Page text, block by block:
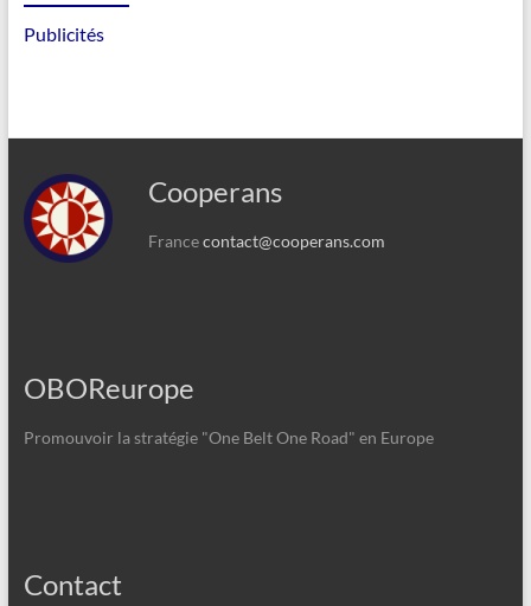
Publicités
Cooperans
Francecontact@cooperans.com
OBOReurope
Promouvoir la stratégie "One Belt One Road" en Europe
Contact